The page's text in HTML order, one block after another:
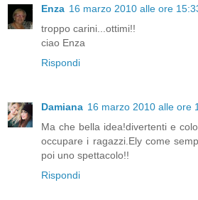
Enza 16 marzo 2010 alle ore
troppo carini...ottimi!!
ciao Enza
Rispondi
Damiana 16 marzo 2010 alle ore
Ma che bella idea!divertenti e
occupare i ragazzi.Ely come
poi uno spettacolo!!
Rispondi